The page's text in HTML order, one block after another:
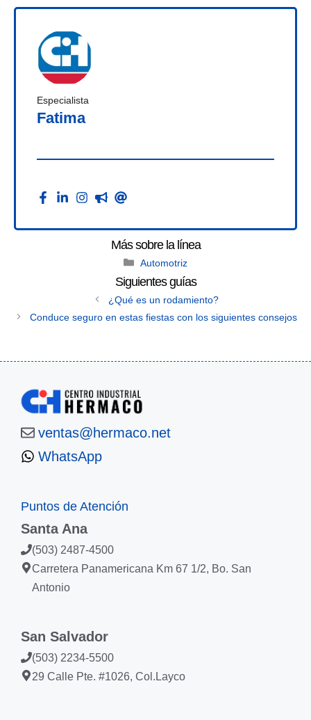
Especialista
Fatima
Categories
Automotriz
¿Qué es un rodamiento?
Conduce seguro en estas fiestas con los siguientes consejos
ventas@hermaco.net
WhatsApp
Puntos de Atención
Santa Ana
(503) 2487-4500
Carretera Panamericana Km 67 1/2, Bo. San
Antonio
San Salvador
(503) 2234-5500
29 Calle Pte. #1026, Col.Layco